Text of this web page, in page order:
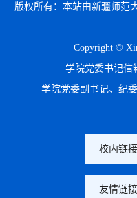
版权所有：本站由新疆师范
Copyright ©
学院党委书记信
学院党委副书记、纪
校内链接
友情链接